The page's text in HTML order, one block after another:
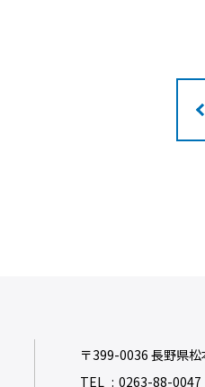
〒399-0036 長野県
TEL
0263-88-0047